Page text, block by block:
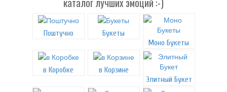
Поштучно
Букеты
Моно Букеты
в Коробке
в Корзине
Элитный Букет